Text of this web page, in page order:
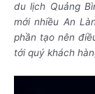
du lịch Quảng
mới nhiều An
phần tạo nên
tới quý khách